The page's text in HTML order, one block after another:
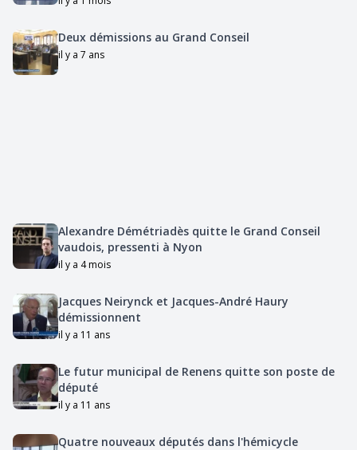
Deux démissions au Grand Conseil
il y a 7 ans
Alexandre Démétriadès quitte le Grand Conseil
vaudois, pressenti à Nyon
il y a 4 mois
Jacques Neirynck et Jacques-André Haury
démissionnent
il y a 11 ans
Le futur municipal de Renens quitte son poste de
député
il y a 11 ans
Quatre nouveaux députés dans l'hémicycle